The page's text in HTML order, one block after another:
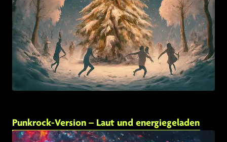
Link zu:
Punkrock-Version – Laut und energiegeladen